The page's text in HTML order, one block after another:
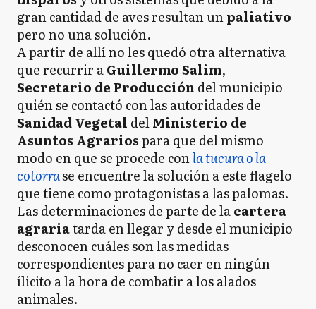
gran cantidad de aves resultan unpaliativo
pero no una solución.
A partir de allí no les quedó otra alternativa
que recurrir aGuillermo Salim,
Secretario de Producción del municipio
quién se contactó con las autoridades de
Sanidad Vegetal delMinisterio de
Asuntos Agrariospara que del mismo
modo en que se procede conla tucura o la
cotorrase encuentre la solución a este flagelo
que tiene como protagonistas a las palomas.
Las determinaciones de parte de lacartera
agrariatarda en llegar y desde el municipio
desconocen cuáles son las medidas
correspondientes para no caer en ningún
ílicito a la hora de combatir a los alados
animales.